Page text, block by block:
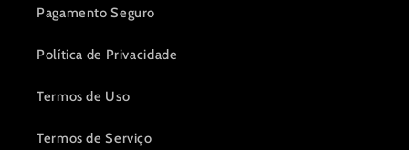
Pagamento Seguro
Política de Privacidade
Termos de Uso
Termos de Serviço